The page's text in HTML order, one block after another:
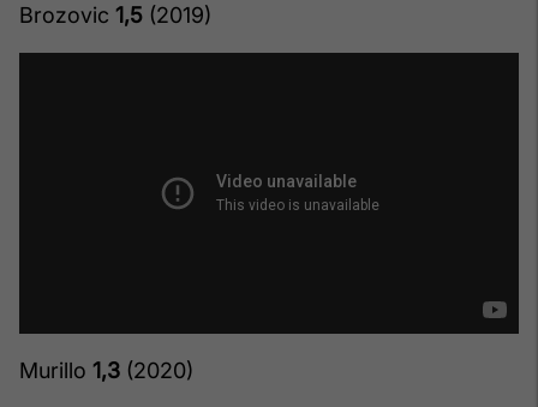
Brozovic 1,5 (2019)
Murillo 1,3 (2020)